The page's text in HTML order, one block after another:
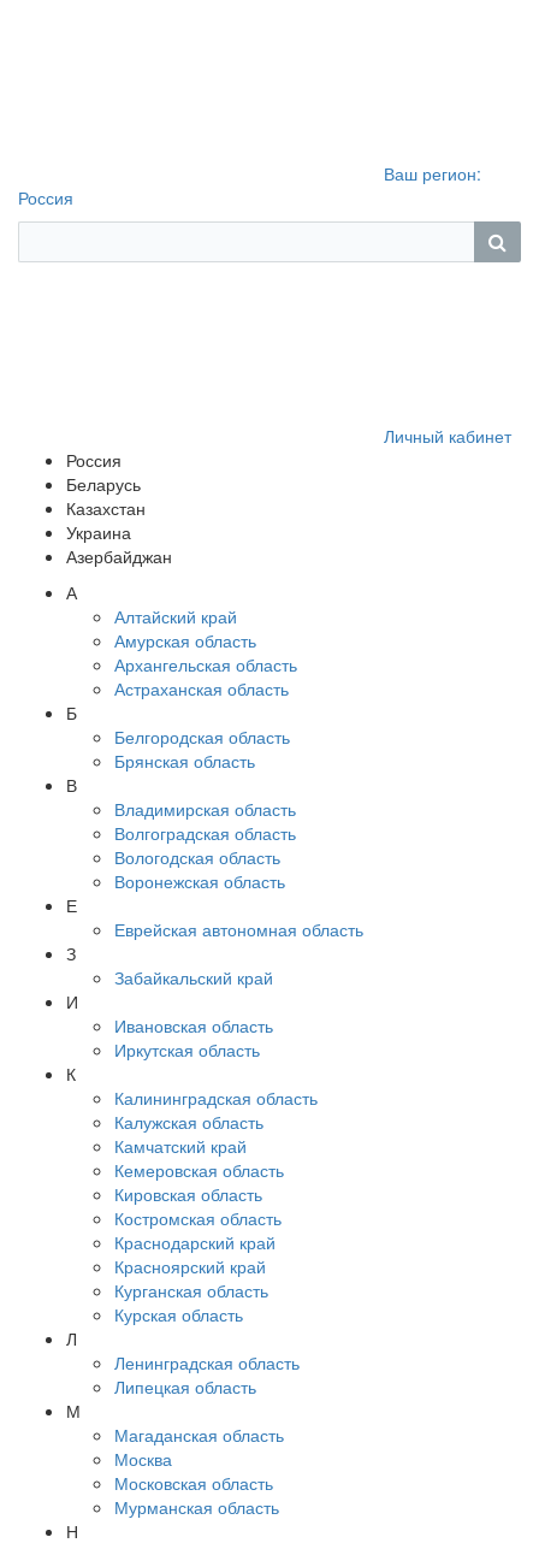
Ваш регион:
Россия
Личный кабинет
Россия
Беларусь
Казахстан
Украина
Азербайджан
А
Алтайский край
Амурская область
Архангельская область
Астраханская область
Б
Белгородская область
Брянская область
В
Владимирская область
Волгоградская область
Вологодская область
Воронежская область
Е
Еврейская автономная область
З
Забайкальский край
И
Ивановская область
Иркутская область
К
Калининградская область
Калужская область
Камчатский край
Кемеровская область
Кировская область
Костромская область
Краснодарский край
Красноярский край
Курганская область
Курская область
Л
Ленинградская область
Липецкая область
М
Магаданская область
Москва
Московская область
Мурманская область
Н